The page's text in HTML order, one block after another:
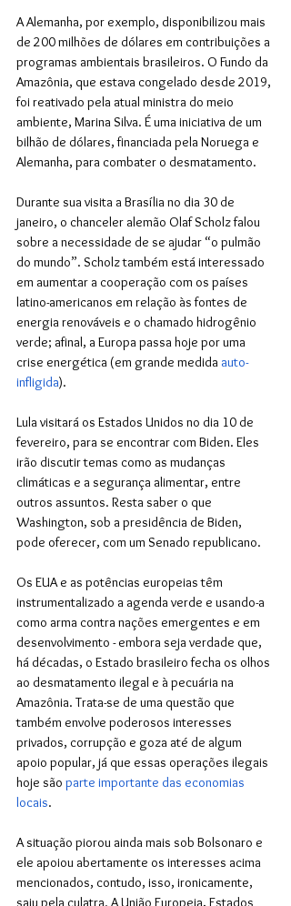
A Alemanha, por exemplo, disponibilizou mais
de 200 milhões de dólares em contribuições a
programas ambientais brasileiros. O Fundo da
Amazônia, que estava congelado desde 2019,
foi reativado pela atual ministra do meio
ambiente, Marina Silva. É uma iniciativa de um
bilhão de dólares, financiada pela Noruega e
Alemanha, para combater o desmatamento.
Durante sua visita a Brasília no dia 30 de
janeiro, o chanceler alemão Olaf Scholz falou
sobre a necessidade de se ajudar “o pulmão
do mundo”. Scholz também está interessado
em aumentar a cooperação com os países
latino-americanos em relação às fontes de
energia renováveis e o chamado hidrogênio
verde; afinal, a Europa passa hoje por uma
crise energética (em grande medida auto-
infligida).
Lula visitará os Estados Unidos no dia 10 de
fevereiro, para se encontrar com Biden. Eles
irão discutir temas como as mudanças
climáticas e a segurança alimentar, entre
outros assuntos. Resta saber o que
Washington, sob a presidência de Biden,
pode oferecer, com um Senado republicano.
Os EUA e as potências europeias têm
instrumentalizado a agenda verde e usando-a
como arma contra nações emergentes e em
desenvolvimento - embora seja verdade que,
há décadas, o Estado brasileiro fecha os olhos
ao desmatamento ilegal e à pecuária na
Amazônia. Trata-se de uma questão que
também envolve poderosos interesses
privados, corrupção e goza até de algum
apoio popular, já que essas operações ilegais
hoje são parte importante das economias
locais.
A situação piorou ainda mais sob Bolsonaro e
ele apoiou abertamente os interesses acima
mencionados, contudo, isso, ironicamente,
saiu pela culatra. A União Europeia, Estados